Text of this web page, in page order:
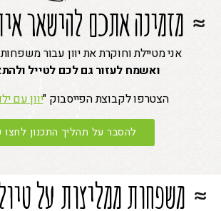
מזמינה אתכם להישאר
אני מטיילת וחוקרת את יוון עבור משפחות מעל
ואשמח לעזור גם לכם לטייל
הצטרפו לקבוצת הפייסבוק "יווןעם
להסבר על תהליך התכנון לחצו
משפחות ממליצות על